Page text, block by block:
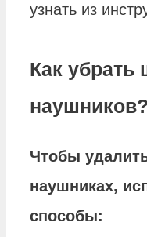
узнать из
Как
наушников?
Чтобы
наушниках,
способы: